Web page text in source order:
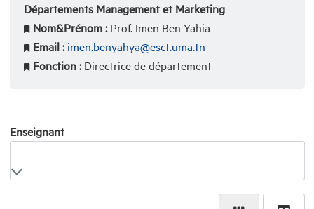
Départements Management et Marketing
Nom&Prénom :Prof. Imen Ben Yahia
Email :imen.benyahya@esct.uma.tn
Fonction :Directrice de département
Enseignant